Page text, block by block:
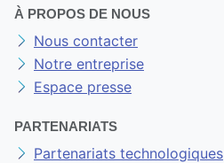
À PROPOS DE NOUS
Nous contacter
Notre entreprise
Espace presse
PARTENARIATS
Partenariats technologiques